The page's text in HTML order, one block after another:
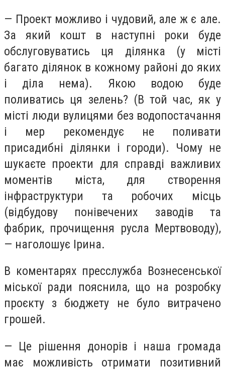
— Проект можливо і чудовий, але ж є але.
За який кошт в наступні роки буде
обслуговуватись ця ділянка (у місті
багато ділянок в кожному районі до яких
і діла нема). Якою водою буде
поливатись ця зелень? (В той час, як у
місті люди вулицями без водопостачання
і мер рекомендує не поливати
присадибні ділянки і городи). Чому не
шукаєте проекти для справді важливих
моментів міста, для створення
інфраструктури та робочих місць
(відбудову понівечених заводів та
фабрик, прочищення русла Мертвоводу),
— наголошує Ірина.
В коментарях пресслужба Вознесенської
міської ради пояснила, що на розробку
проєкту з бюджету не було витрачено
грошей.
— Це рішення донорів і наша громада
має можливість отримати позитивний